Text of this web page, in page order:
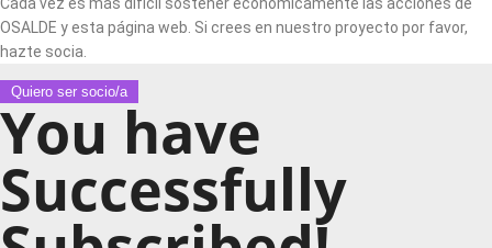
Cada vez es más difícil sostener económicamente las acciones de
OSALDE y esta página web. Si crees en nuestro proyecto por favor,
hazte socia.
Quiero ser socio/a
You have
Successfully